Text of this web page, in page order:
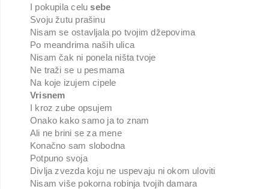
I pokupila celusebe
Svoju žutu prašinu
Nisam se ostavljala po tvojim džepovima
Po meandrima naših ulica
Nisam čak ni ponela ništa tvoje
Ne traži se u pesmama
Na koje izujem cipele
Vrisnem
I kroz zube opsujem
Onako kako samo ja to znam
Ali ne brini se za mene
Konačno sam slobodna
Potpuno svoja
Divlja zvezda koju ne uspevaju ni okom uloviti
Nisam više pokorna robinja tvojih damara